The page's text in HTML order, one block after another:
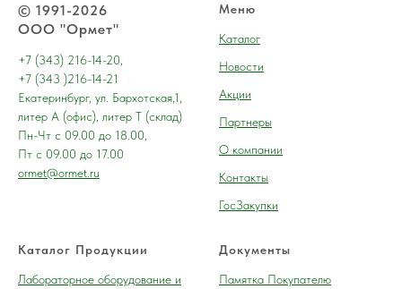
© 1991-2026
ООО "Ормет"
+7 (343) 216-14-20,
+7 (343 )216-14-21
Екатеринбург, ул. Бархотская,1,
литер А (офис), литер Т (склад)
Пн-Чт с 09.00 до 18.00,
Пт с 09.00 до 17.00
ormet@ormet.ru
Меню
Каталог
Новости
Акции
Партнеры
О компании
Контакты
ГосЗакупки
Каталог Продукции
Лабораторное оборудование и
Документы
Памятка Покупателю